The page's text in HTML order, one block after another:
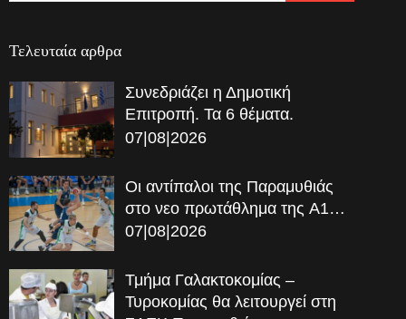
Τελευταία αρθρα
Συνεδριάζει η Δημοτική
Επιτροπή. Τα 6 θέματα.
07|08|2026
Οι αντίπαλοι της Παραμυθιάς
στο νεο πρωτάθλημα της A1…
07|08|2026
Τμήμα Γαλακτοκομίας –
Τυροκομίας θα λειτουργεί στη